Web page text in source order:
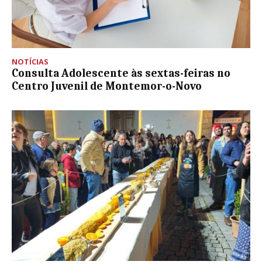
NOTÍCIAS
Consulta Adolescente às sextas-feiras no
Centro Juvenil de Montemor-o-Novo